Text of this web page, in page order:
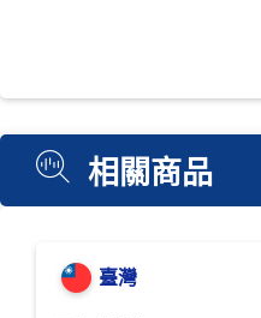
相關商品
臺灣